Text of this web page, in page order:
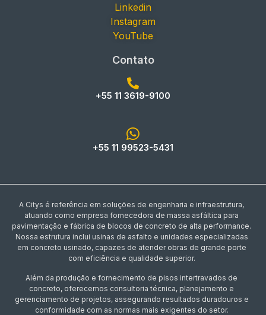
Linkedin
Instagram
YouTube
Contato
+55 11 3619-9100
+55 11 99523-5431
A Citys é referência em soluções de engenharia e infraestrutura,
atuando como empresa fornecedora de massa asfáltica para
pavimentação e fábrica de blocos de concreto de alta performance.
Nossa estrutura inclui usinas de asfalto e unidades especializadas
em concreto usinado, capazes de atender obras de grande porte
com eficiência e qualidade superior.
Além da produção e fornecimento de pisos intertravados de
concreto, oferecemos consultoria técnica, planejamento e
gerenciamento de projetos, assegurando resultados duradouros e
conformidade com as normas mais exigentes do setor.